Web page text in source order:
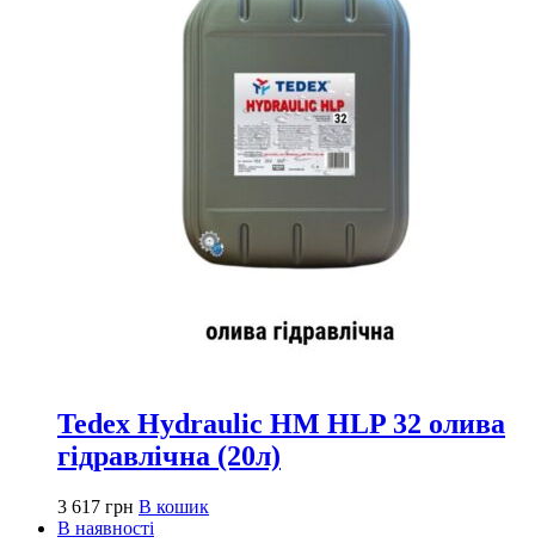
Tedex Hydraulic HM HLP 32 олива
гідравлічна (20л)
3 617 грн В кошик
В наявності